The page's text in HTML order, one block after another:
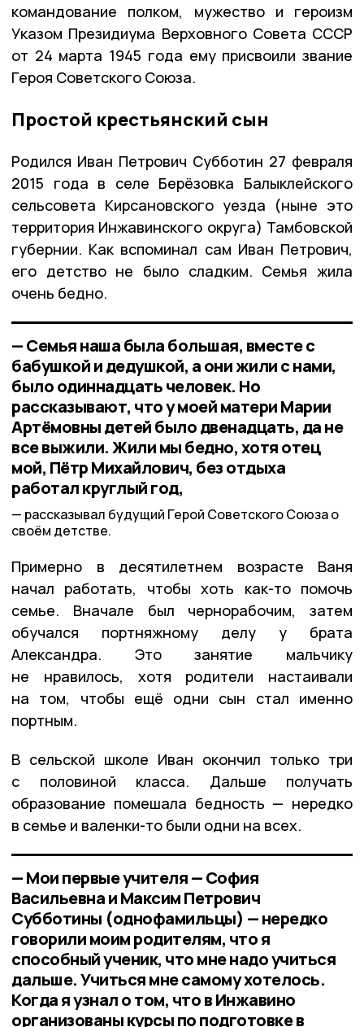
командование полком, мужество и героизм
Указом Президиума Верховного Совета СССР
от 24 марта 1945 года ему присвоили звание
Героя Советского Союза.
Простой крестьянский сын
Родился Иван Петрович Субботин 27 февраля
2015 года в селе Берёзовка Балыклейского
сельсовета Кирсановского уезда (ныне это
территория Инжавинского округа) Тамбовской
губернии. Как вспоминал сам Иван Петрович,
его детство не было сладким. Семья жила
очень бедно.
— Семья наша была большая, вместе с
бабушкой и дедушкой, а они жили с нами,
было одиннадцать человек. Но
рассказывают, что у моей матери Марии
Артёмовны детей было двенадцать, да не
все выжили. Жили мы бедно, хотя отец
мой, Пётр Михайлович, без отдыха
работал круглый год,
рассказывал будущий Герой Советского Союза о
своём детстве.
Примерно в десятилетнем возрасте Ваня
начал работать, чтобы хоть как-то помочь
семье. Вначале был чернорабочим, затем
обучался портняжному делу у брата
Александра. Это занятие мальчику
не нравилось, хотя родители настаивали
на том, чтобы ещё одни сын стал именно
портным.
В сельской школе Иван окончил только три
с половиной класса. Дальше получать
образование помешала бедность — нередко
в семье и валенки-то были одни на всех.
— Мои первые учителя — София
Васильевна и Максим Петрович
Субботины (однофамильцы) — нередко
говорили моим родителям, что я
способный ученик, что мне надо учиться
дальше. Учиться мне самому хотелось.
Когда я узнал о том, что в Инжавино
организованы курсы по подготовке в